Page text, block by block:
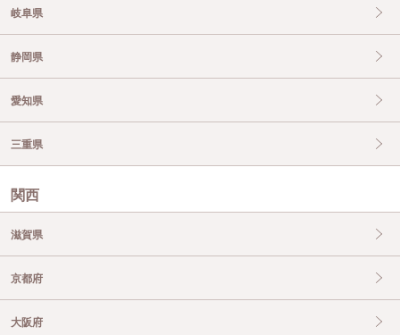
岐阜県
静岡県
愛知県
三重県
関西
滋賀県
京都府
大阪府